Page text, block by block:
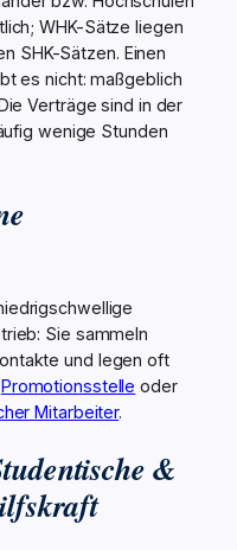
WHK-Sätze liegen
SHK-Sätzen. Einen
es nicht: maßgeblich
Verträge sind in der
wenige Stunden
Sie sammeln
und legen oft
Promotionsstelle oder
Mitarbeiter.
&